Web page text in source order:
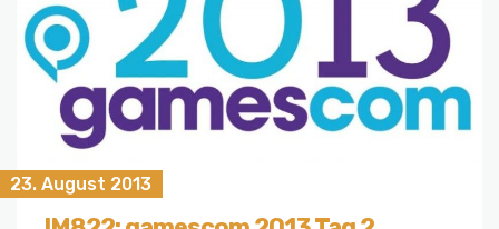
23. August 2013